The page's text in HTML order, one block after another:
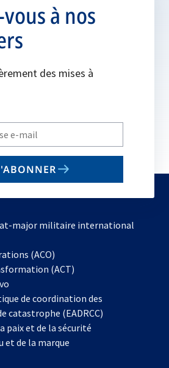
à nos
des mises à
major militaire international
(ACO)
dans
nouvel
onglet
(ACT)
dans
un
nouvel
onglet
de coordination des
catastrophe (EADRCC)
paix et de la sécurité
et de la marque